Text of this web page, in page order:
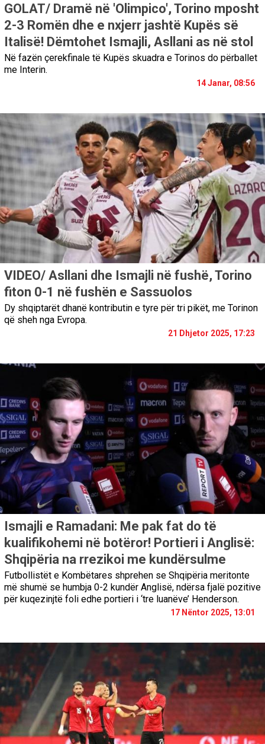
GOLAT/ Dramë në 'Olimpico', Torino mposht
2-3 Romën dhe e nxjerr jashtë Kupës së
Italisë! Dëmtohet Ismajli, Asllani as në stol
Në fazën çerekfinale të Kupës skuadra e Torinos do përballet
me Interin.
14 Janar, 08:56
VIDEO/ Asllani dhe Ismajli në fushë, Torino
fiton 0-1 në fushën e Sassuolos
Dy shqiptarët dhanë kontributin e tyre për tri pikët, me Torinon
që sheh nga Evropa.
21 Dhjetor 2025, 17:23
Ismajli e Ramadani: Me pak fat do të
kualifikohemi në botëror! Portieri i Anglisë:
Shqipëria na rrezikoi me kundërsulme
Futbollistët e Kombëtares shprehen se Shqipëria meritonte
më shumë se humbja 0-2 kundër Anglisë, ndërsa fjalë pozitive
për kuqezinjtë foli edhe portieri i ‘tre luanëve’ Henderson.
17 Nëntor 2025, 13:01